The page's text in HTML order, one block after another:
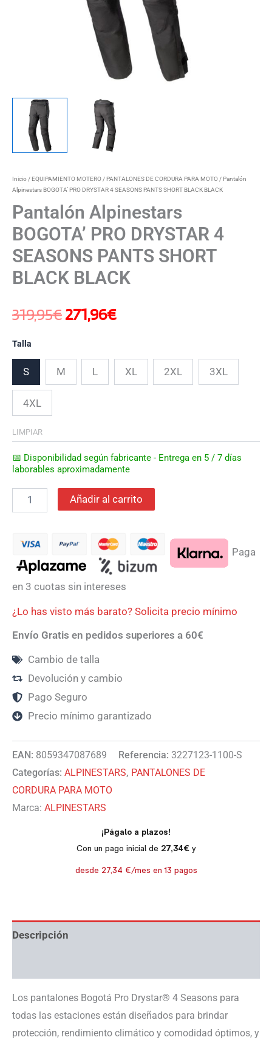
Inicio /EQUIPAMIENTO MOTERO /PANTALONES DE CORDURA PARA MOTO / Pantalón
Alpinestars BOGOTA’ PRO DRYSTAR 4 SEASONS PANTS SHORT BLACK BLACK
Pantalón Alpinestars
BOGOTA’ PRO DRYSTAR 4
SEASONS PANTS SHORT
BLACK BLACK
319,95€271,96€
Talla
S M L XL 2XL 3XL
4XL
LIMPIAR
📅 Disponibilidad según fabricante - Entrega en 5 / 7 días
laborables aproximadamente
Añadir al carrito
Paga
en 3 cuotas sin intereses
¿Lo has visto más barato? Solicita precio mínimo
Envío Gratis en pedidos superiores a 60€
Cambio de talla
Devolución y cambio
Pago Seguro
Precio mínimo garantizado
EAN: 8059347087689 Referencia: 3227123-1100-S
Categorías: ALPINESTARS, PANTALONES DE
CORDURA PARA MOTO
Marca: ALPINESTARS
Descripción
Los pantalones Bogotá Pro Drystar® 4 Seasons para
todas las estaciones están diseñados para brindar
protección, rendimiento climático y comodidad óptimos, y